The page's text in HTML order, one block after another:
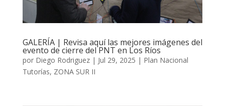
GALERÍA | Revisa aquí las mejores imágenes del
evento de cierre del PNT en Los Ríos
por Diego Rodriguez| Jul 29, 2025 | Plan Nacional
Tutorías, ZONA SUR II